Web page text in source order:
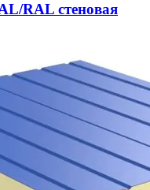
RAL стеновая